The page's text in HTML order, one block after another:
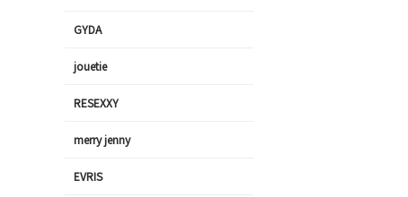
GYDA
jouetie
RESEXXY
merry jenny
EVRIS